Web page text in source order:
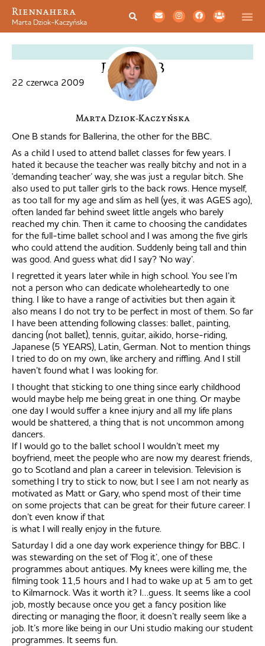
Riennahera
Marta Dziok-Kaczyńska
STYL
B versus B
22 czerwca 2009
Marta Dziok-Kaczyńska
One B stands for Ballerina, the other for the BBC.
As a child I used to attend ballet classes for few years. I
hated it because the teacher was really bitchy and not in a
'demanding teacher’ way, she was just a regular bitch. She
also used to put taller girls to the back rows. Hence myself,
as too tall for my age and slim as hell (yes, it was AGES ago),
often landed far behind sweet little angels who barely
reached my chin. Then it came to choosing the candidates
for the full-time ballet school and I was among the five girls
who could attend the audition. Suddenly being tall and thin
was good. And guess what did I say? 'No way’.
I regretted it years later while in high school. You see I’m
not a person who can dedicate wholeheartedly to one
thing. I like to have a range of activities but then again it
also means I do not try to be perfect in most of them. So far
I have been attending following classes: ballet, painting,
dancing (not ballet), tennis, guitar, aikido, horse-riding,
Japanese (5 YEARS), Latin, German. Not to mention things
I tried to do on my own, like archery and riffling. And I still
haven’t found what I was looking for.
I thought that sticking to one thing since early childhood
would maybe help me being great in one thing. Or maybe
one day I would suffer a knee injury and all my life plans
would be shattered, a thing that is not uncommon among
dancers.
If I would go to the ballet school I wouldn’t meet my
boyfriend, meet the people who are now my dearest friends,
go to Scotland and plan a career in television. Television is
something I try to stick to now, but I see I am not nearly as
motivated as Matt or Gary, who spend most of their time
on some projects that can be great for their future career. I
don’t even know if that
is what I will really enjoy in the future.
Saturday I did a one day work experience thingy for BBC. I
was stewarding on the set of 'Flog it’, one of these
programmes about antiques. My knees were killing me, the
filming took 11,5 hours and I had to wake up at 5 am to get
to Kilmarnock. Was it worth it? I…guess. It seems like a cool
job, mostly because once you get a fancy position like
directing or managing the floor, it doesn’t really seem like a
job. It’s more like being in our Uni studio making our student
programmes. It seems fun.